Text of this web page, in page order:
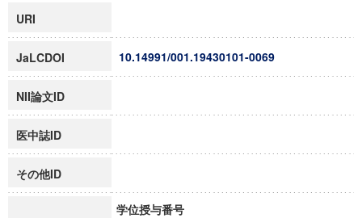
URI
JaLCDOI 10.14991/001.19430101-0069
NII論文ID
医中誌ID
その他ID
学位授与番号